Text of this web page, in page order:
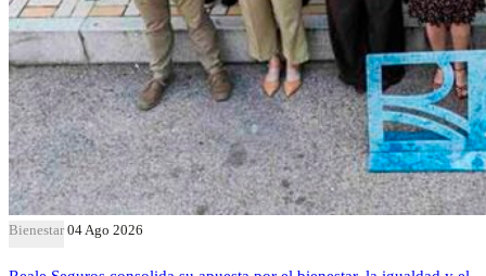
Bienestar 04 Ago 2026